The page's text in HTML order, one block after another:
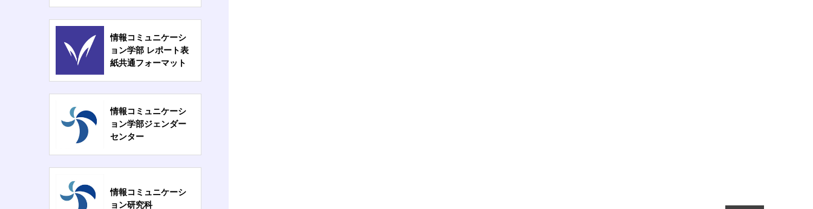
情報コミュニケーシ
ョン学部 レポート表
紙共通フォーマット
情報コミュニケーシ
ョン学部ジェンダー
センター
情報コミュニケーシ
ョン研究科